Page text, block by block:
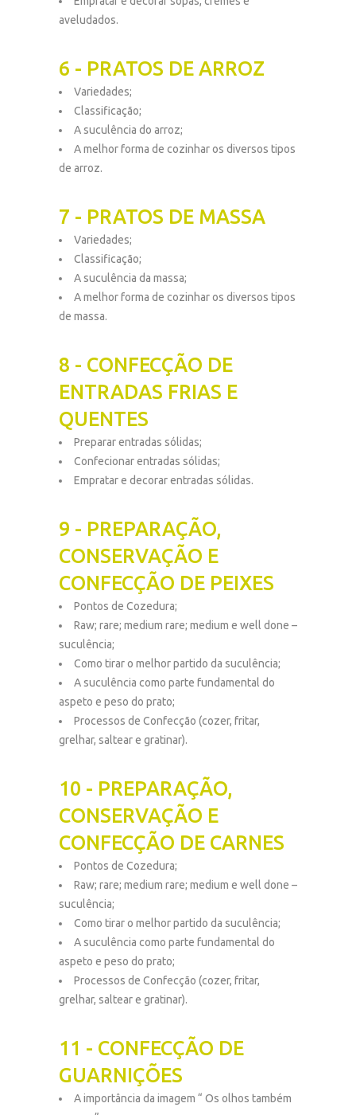
aveludados.
6 - PRATOS DE ARROZ
Variedades;
Classificação;
A suculência do arroz;
A melhor forma de cozinhar os diversos tipos
de arroz.
7 - PRATOS DE MASSA
Variedades;
Classificação;
A suculência da massa;
A melhor forma de cozinhar os diversos tipos
de massa.
8 - CONFECÇÃO DE
ENTRADAS FRIAS E
QUENTES
Preparar entradas sólidas;
Confecionar entradas sólidas;
Empratar e decorar entradas sólidas.
9 - PREPARAÇÃO,
CONSERVAÇÃO E
CONFECÇÃO DE PEIXES
Pontos de Cozedura;
Raw; rare; medium rare; medium e well done –
suculência;
Como tirar o melhor partido da suculência;
A suculência como parte fundamental do
aspeto e peso do prato;
Processos de Confecção (cozer, fritar,
grelhar, saltear e gratinar).
10 - PREPARAÇÃO,
CONSERVAÇÃO E
CONFECÇÃO DE CARNES
Pontos de Cozedura;
Raw; rare; medium rare; medium e well done –
suculência;
Como tirar o melhor partido da suculência;
A suculência como parte fundamental do
aspeto e peso do prato;
Processos de Confecção (cozer, fritar,
grelhar, saltear e gratinar).
11 - CONFECÇÃO DE
GUARNIÇÕES
A importância da imagem “ Os olhos também